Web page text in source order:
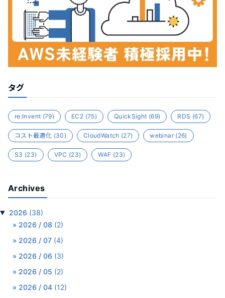
タグ
re:Invent (79) EC2 (75) QuickSight (69) RDS (67)
コスト最適化 (30) CloudWatch (27) webinar(26)
S3 (23) VPC (23) WAF (23)
Archives
2026 (38)
2026 / 08 (2)
2026 / 07 (4)
2026 / 06 (3)
2026 / 05 (2)
2026 / 04 (12)